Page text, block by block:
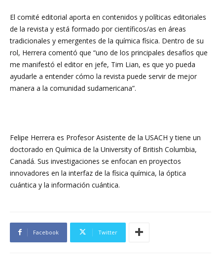
El comité editorial aporta en contenidos y políticas editoriales
de la revista y está formado por científicos/as en áreas
tradicionales y emergentes de la química física. Dentro de su
rol, Herrera comentó que “uno de los principales desafíos que
me manifestó el editor en jefe, Tim Lian, es que yo pueda
ayudarle a entender cómo la revista puede servir de mejor
manera a la comunidad sudamericana”.
Felipe Herrera es Profesor Asistente de la USACH y tiene un
doctorado en Química de la University of British Columbia,
Canadá. Sus investigaciones se enfocan en proyectos
innovadores en la interfaz de la física química, la óptica
cuántica y la información cuántica.
Facebook Twitter